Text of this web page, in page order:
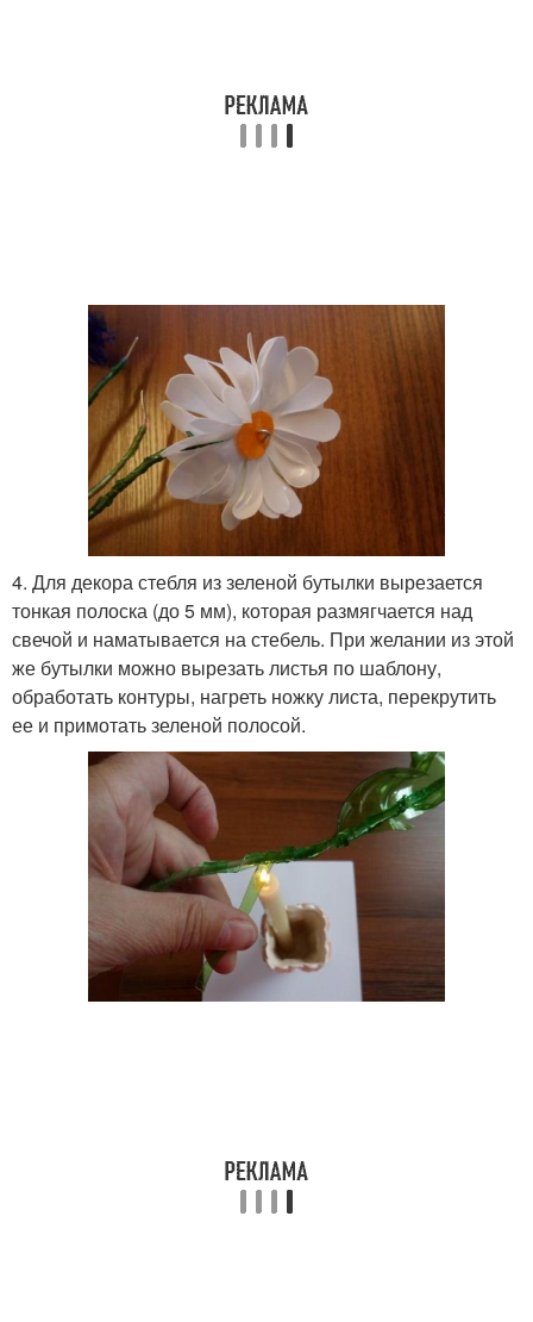
4. Для декора стебля из зеленой бутылки вырезается
тонкая полоска (до 5 мм), которая размягчается над
свечой и наматывается на стебель. При желании из этой
же бутылки можно вырезать листья по шаблону,
обработать контуры, нагреть ножку листа, перекрутить
ее и примотать зеленой полосой.